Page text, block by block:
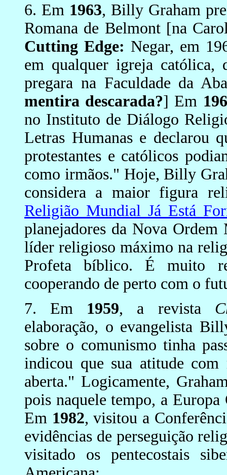
6. Em 1963, Billy Graham
Romana de Belmont [na
Cutting Edge: Negar, em
em qualquer igreja católica,
pregara na Faculdade da
mentira descarada?] Em
no Instituto de Diálogo
Letras Humanas e declarou
protestantes e católicos
como irmãos." Hoje, Billy
considera a maior figura
Religião Mundial Já Está
planejadores da Nova
líder religioso máximo na
Profeta bíblico. É muito
cooperando de perto com o
7. Em 1959, a revista
elaboração, o evangelista
sobre o comunismo tinha
indicou que sua atitude com
aberta." Logicamente,
pois naquele tempo, a
Em 1982, visitou a
evidências de perseguição
visitado os pentecostais